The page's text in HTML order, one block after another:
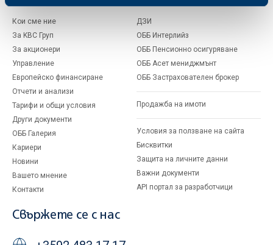
Кои сме ние
За KBC Груп
За акционери
Управление
Европейско финансиране
Отчети и анализи
Тарифи и общи условия
Други документи
ОББ Галерия
Кариери
Новини
Вашето мнение
Контакти
ДЗИ
ОББ Интерлийз
ОББ Пенсионно осигуряване
ОББ Асет мениджмънт
ОББ Застрахователен брокер
Продажба на имоти
Условия за ползване на сайта
Бисквитки
Защита на личните данни
Важни документи
API портал за разработчици
Свържете се с нас